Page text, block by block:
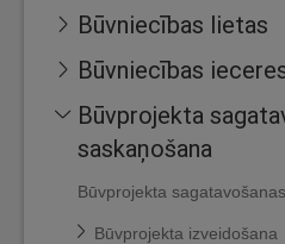
Būvniecības lietas
Būvniecības
Būvprojekta
saskaņošana
Būvprojekta
Būvprojekta izveidošana